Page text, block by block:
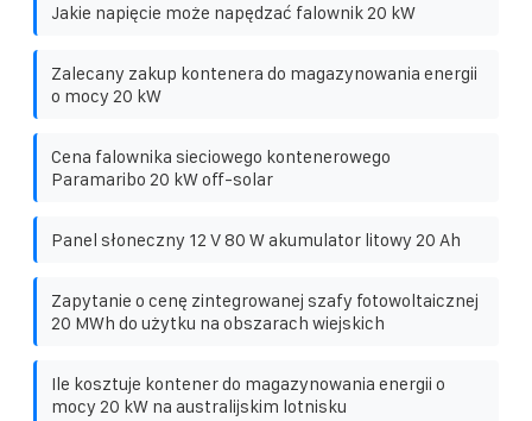
Jakie napięcie może napędzać falownik 20 kW
Zalecany zakup kontenera do magazynowania energii
o mocy 20 kW
Cena falownika sieciowego kontenerowego
Paramaribo 20 kW off-solar
Panel słoneczny 12 V 80 W akumulator litowy 20 Ah
Zapytanie o cenę zintegrowanej szafy fotowoltaicznej
20 MWh do użytku na obszarach wiejskich
Ile kosztuje kontener do magazynowania energii o
mocy 20 kW na australijskim lotnisku